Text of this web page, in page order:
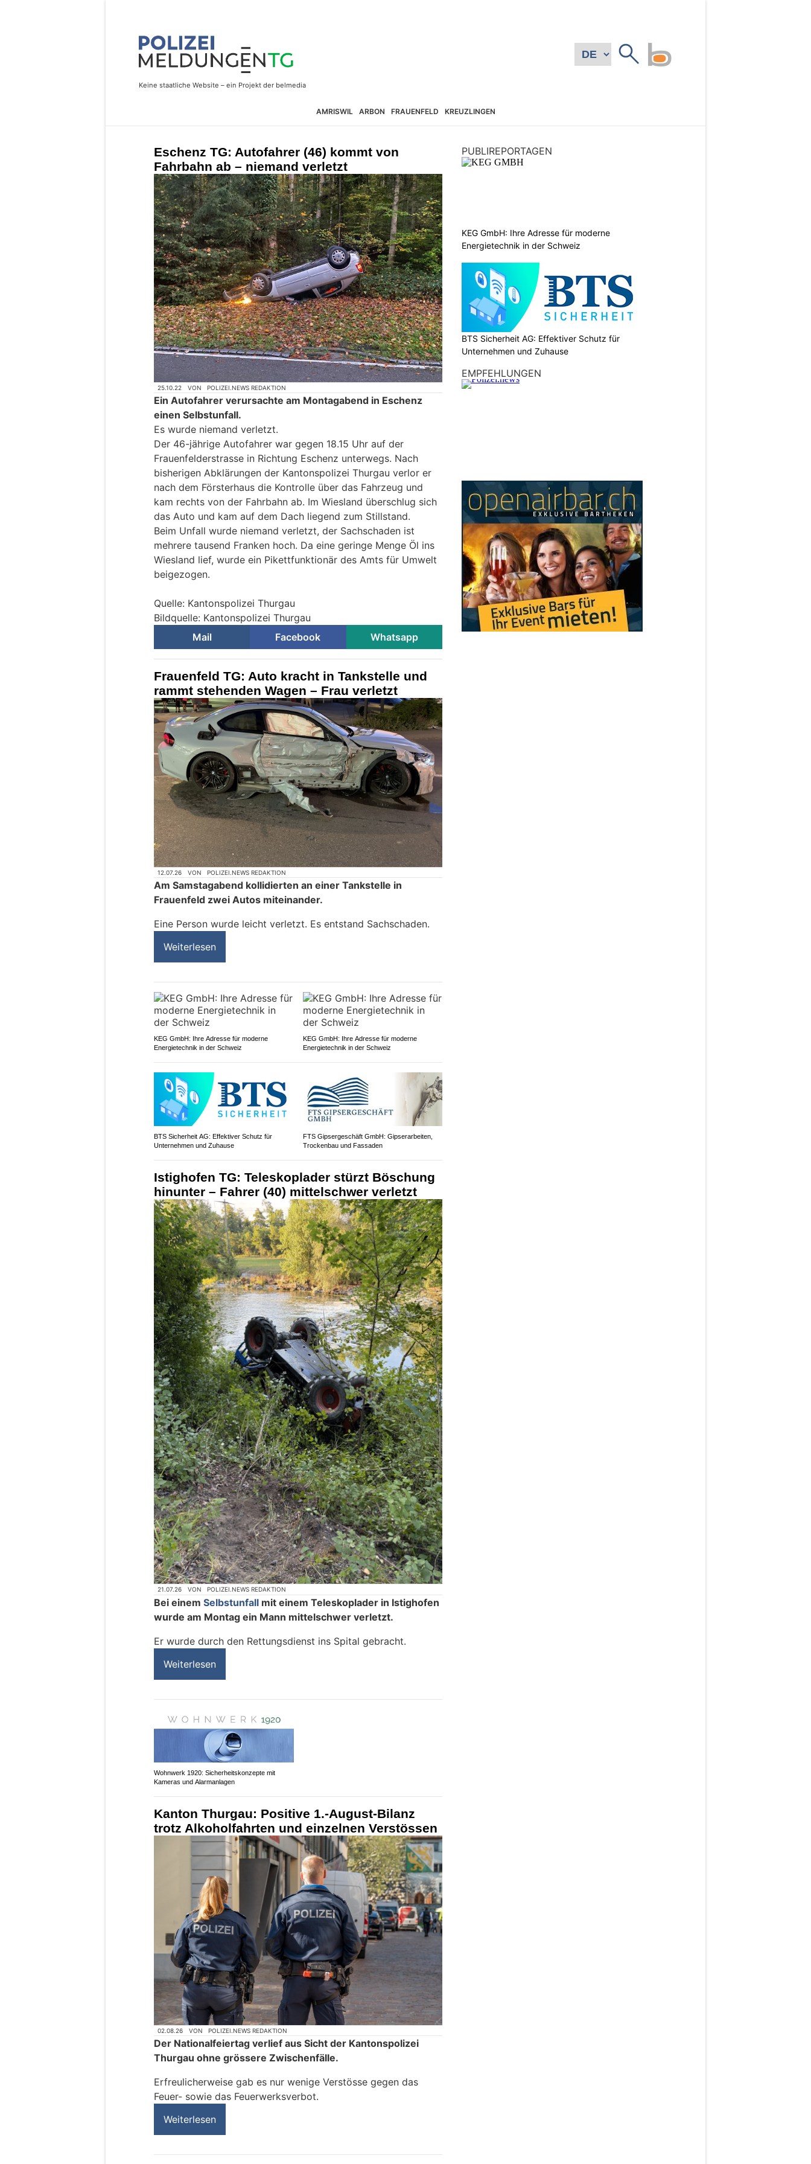
AMRISWIL ARBON FRAUENFELD KREUZLINGEN
Eschenz TG: Autofahrer (46) kommt von
Fahrbahn ab – niemand verletzt
25.10.22 VON POLIZEI.NEWS REDAKTION
Ein Autofahrer verursachte am Montagabend in Eschenz
einen Selbstunfall.
Es wurde niemand verletzt.
Der 46-jährige Autofahrer war gegen 18.15 Uhr auf der
Frauenfelderstrasse in Richtung Eschenz unterwegs. Nach
bisherigen Abklärungen der Kantonspolizei Thurgau verlor er
nach dem Försterhaus die Kontrolle über das Fahrzeug und
kam rechts von der Fahrbahn ab. Im Wiesland überschlug sich
das Auto und kam auf dem Dach liegend zum Stillstand.
Beim Unfall wurde niemand verletzt, der Sachschaden ist
mehrere tausend Franken hoch. Da eine geringe Menge Öl ins
Wiesland lief, wurde ein Pikettfunktionär des Amts für Umwelt
beigezogen.
Quelle: Kantonspolizei Thurgau
Bildquelle: Kantonspolizei Thurgau
Mail
Facebook Whatsapp
Frauenfeld TG: Auto kracht in Tankstelle und
rammt stehenden Wagen – Frau verletzt
12.07.26 VON POLIZEI.NEWS REDAKTION
Am Samstagabend kollidierten an einer Tankstelle in
Frauenfeld zwei Autos miteinander.
Eine Person wurde leicht verletzt. Es entstand Sachschaden.
Weiterlesen
KEG GmbH: Ihre Adresse für moderne
Energietechnik in der Schweiz
KEG GmbH: Ihre Adresse für moderne
Energietechnik in der Schweiz
BTS Sicherheit AG: Effektiver Schutz für
Unternehmen und Zuhause
FTS Gipsergeschäft GmbH: Gipserarbeiten,
Trockenbau und Fassaden
Istighofen TG: Teleskoplader stürzt Böschung
hinunter – Fahrer (40) mittelschwer verletzt
21.07.26 VON POLIZEI.NEWS REDAKTION
Bei einem Selbstunfall mit einem Teleskoplader in Istighofen
wurde am Montag ein Mann mittelschwer verletzt.
Er wurde durch den Rettungsdienst ins Spital gebracht.
Weiterlesen
Wohnwerk 1920: Sicherheitskonzepte mit
Kameras und Alarmanlagen
Kanton Thurgau: Positive 1.-August-Bilanz
trotz Alkoholfahrten und einzelnen Verstössen
02.08.26 VON POLIZEI.NEWS REDAKTION
Der Nationalfeiertag verlief aus Sicht der Kantonspolizei
Thurgau ohne grössere Zwischenfälle.
Erfreulicherweise gab es nur wenige Verstösse gegen das
Feuer- sowie das Feuerwerksverbot.
Weiterlesen
PUBLIREPORTAGEN
KEG GmbH: Ihre Adresse für moderne
Energietechnik in der Schweiz
BTS Sicherheit AG: Effektiver Schutz für
Unternehmen und Zuhause
EMPFEHLUNGEN